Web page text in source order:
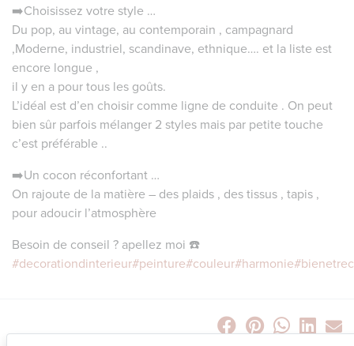
➡️Choisissez votre style …
Du pop, au vintage, au contemporain , campagnard
,Moderne, industriel, scandinave, ethnique…. et la liste est
encore longue ,
il y en a pour tous les goûts.
L’idéal est d’en choisir comme ligne de conduite . On peut
bien sûr parfois mélanger 2 styles mais par petite touche
c’est préférable ..
➡️Un cocon réconfortant …
On rajoute de la matière – des plaids , des tissus , tapis ,
pour adoucir l’atmosphère
Besoin de conseil ? apellez moi ☎️
#decorationdinterieur#peinture#couleur#harmonie